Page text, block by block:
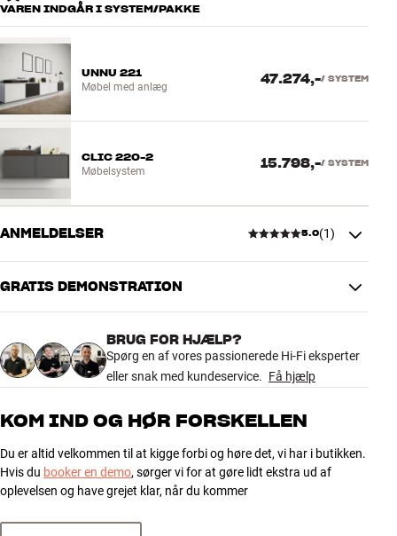
VAREN INDGÅR I SYSTEM/PAKKE
UNNU 221
Møbel med anlæg
47.274,-/ SYSTEM
CLIC 220-2
Møbelsystem
15.798,-/ SYSTEM
ANMELDELSER 5.0(1)
5.0
1 anmeldelse
3 0
2
GRATIS DEMONSTRATION
BRUG FOR HJÆLP?
Spørg en af vores passionerede Hi-Fi eksperter
eller snak med kundeservice. Få hjælp
KOM IND OG HØR FORSKELLEN
Du er altid velkommen til at kigge forbi og høre det, vi har i butikken.
Hvis du booker en demo, sørger vi for at gøre lidt ekstra ud af
oplevelsen og have grejet klar, når du kommer